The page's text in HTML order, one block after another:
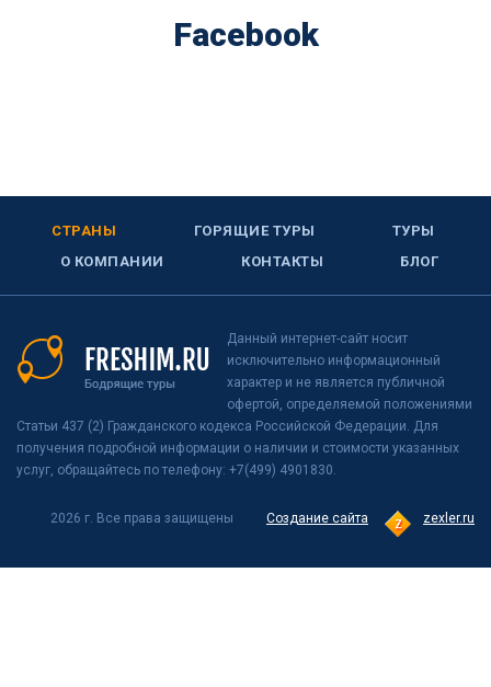
Facebook
СТРАНЫ ГОРЯЩИЕ ТУРЫ
ТУРЫ
О КОМПАНИИ
КОНТАКТЫ БЛОГ
Данный интернет-сайт носит
исключительно информационный
характер и не является публичной
офертой, определяемой положениями
Статьи 437 (2) Гражданского кодекса Российской Федерации. Для
получения подробной информации о наличии и стоимости указанных
услуг, обращайтесь по телефону: +7(499) 4901830.
Создание сайта zexler.ru
2026 г. Все права защищены